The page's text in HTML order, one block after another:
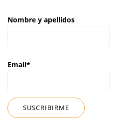
Nombre y apellidos
Email*